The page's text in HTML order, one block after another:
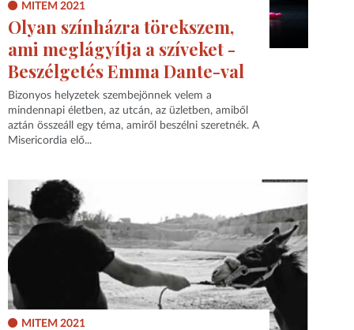
MITEM 2021
Olyan színházra törekszem,
ami meglágyítja a szíveket -
Beszélgetés Emma Dante-val
Bizonyos helyzetek szembejönnek velem a
mindennapi életben, az utcán, az üzletben, amiből
aztán összeáll egy téma, amiről beszélni szeretnék. A
Misericordia elő...
MITEM 2021